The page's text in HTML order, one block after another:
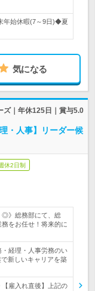
始休暇(7～9日)◆夏
気になる
ズ｜年休125日｜賞与5.0
・人事】リーダー候
休2日制
◎》総務部にて、総
をお任せ！将来的に
経理・人事労務のい
新しいキャリアを築
雇入れ直後】上記の